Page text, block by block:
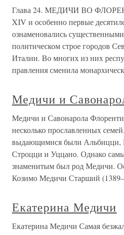
Глава 24. МЕДИЧИ ВО
XIV и особенно первые
ознаменовались
политическом строе городов
Италии. Во многих из них
правления сменила
Медичи и
Медичи и Савонарола
несколько прославленных
выдающимися были Альбицци,
Строцци и Уццано. Однако
знаменитым был род Медичи.
Козимо Медичи Старший
Екатерина Медичи
Екатерина Медичи Самая